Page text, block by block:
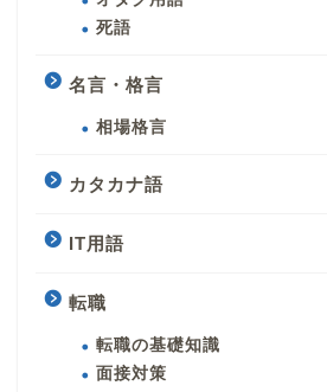
死語
名言・格言
相場格言
カタカナ語
IT用語
転職
転職の基礎知識
面接対策